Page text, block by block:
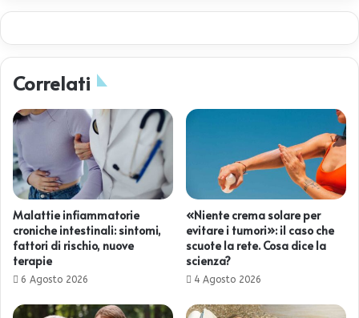
Correlati
Malattie infiammatorie
croniche intestinali: sintomi,
fattori di rischio, nuove
terapie
6 Agosto 2026
«Niente crema solare per
evitare i tumori»: il caso che
scuote la rete. Cosa dice la
scienza?
4 Agosto 2026